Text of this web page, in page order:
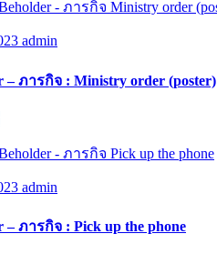
admin
– ภารกิจ : Ministry order (poster)
admin
– ภารกิจ : Pick up the phone